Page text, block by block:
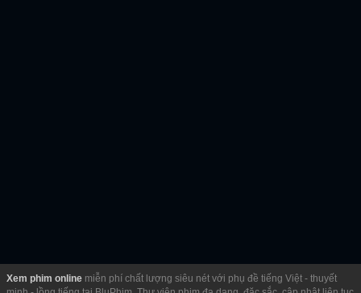
Xem phim online miễn phí chất lượng siêu nét với phụ đề tiếng Việt - thuyết